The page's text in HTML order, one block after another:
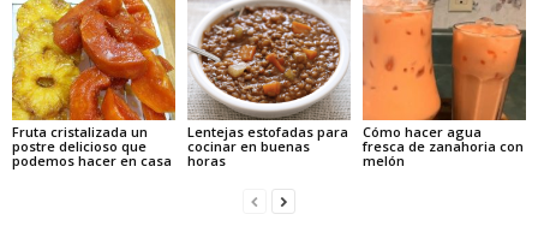
Fruta cristalizada un
postre delicioso que
podemos hacer en casa
Lentejas estofadas para
cocinar en buenas
horas
Cómo hacer agua
fresca de zanahoria con
melón